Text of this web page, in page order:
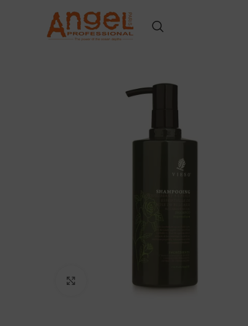
Клацніть, щоб збільшити